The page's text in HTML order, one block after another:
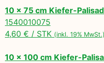
10 x 75 cm Kiefer-
1540010075
4,60 € / STK (inkl. 19% MwSt.)
10 x 100 cm Kiefer-